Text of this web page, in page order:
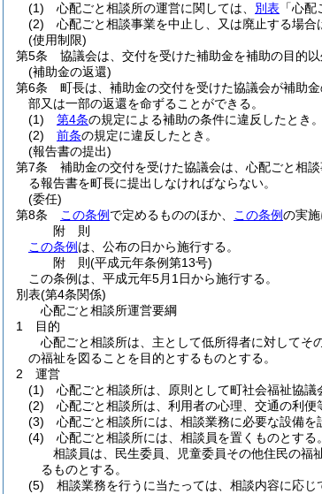
(1)
心配ごと相談所の運営に関しては、 別表 「心
(2)
心配ごと相談事業を中止し、又は廃止する場合
(使用制限)
第5条
協議会は、交付を受けた補助金を補助の目的以
(補助金の返還)
第6条
町長は、補助金の交付を受けた協議会が補助金
部又は一部の返還を命ずることができる。
(1)
第4条の規定による補助の条件に違反したとき。
(2)
前条の規定に違反したとき。
(報告書の提出)
第7条
補助金の交付を受けた協議会は、心配ごと相
る報告書を町長に提出しなければならない。
(委任)
第8条
この条例 で定めるもののほか、 この条例の実
附 則
この条例 は、公布の日から施行する。
附 則(平成元年条例第13号)
この条例は、平成元年5月1日から施行する。
別表(第4条関係)
心配ごと相談所運営要綱
1 目的
心配ごと相談所は、主として低所得者に対してそ
の福祉を図ることを目的とするものとする。
2 運営
(1) 心配ごと相談所は、原則として町社会福祉協議
(2) 心配ごと相談所は、利用者の心理、交通の利便
(3) 心配ごと相談所には、相談業務に必要な設備を
(4) 心配ごと相談所には、相談員を置くものとする。
相談員は、民生委員、児童委員その他住民の福
るものとする。
(5) 相談業務を行うに当たっては、相談内容に応じ